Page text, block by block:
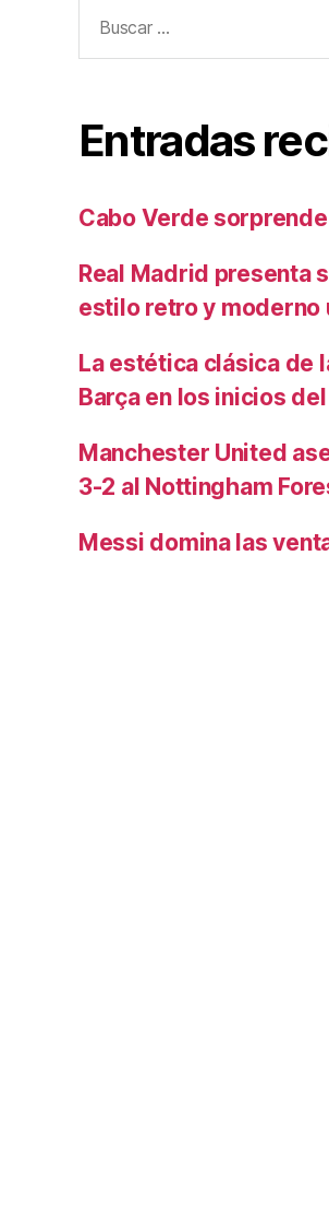
Entradas
Cabo Verde
Real Madrid presenta
estilo retro y moderno
La estética clásica de
Barça en los inicios
Manchester United
3-2 al Nottingham
Messi domina las